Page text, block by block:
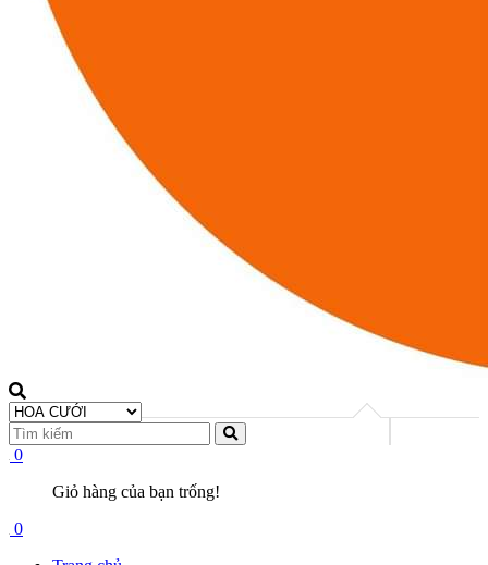
0
Giỏ hàng của bạn trống!
0